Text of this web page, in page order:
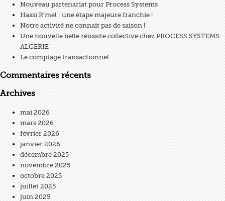
Nouveau partenariat pour Process Systems
Hassi R’mel : une étape majeure franchie !
Notre activité ne connait pas de saison !
Une nouvelle belle réussite collective chez PROCESS SYSTEMS
ALGERIE
Le comptage transactionnel
Commentaires récents
Archives
mai 2026
mars 2026
février 2026
janvier 2026
décembre 2025
novembre 2025
octobre 2025
juillet 2025
juin 2025